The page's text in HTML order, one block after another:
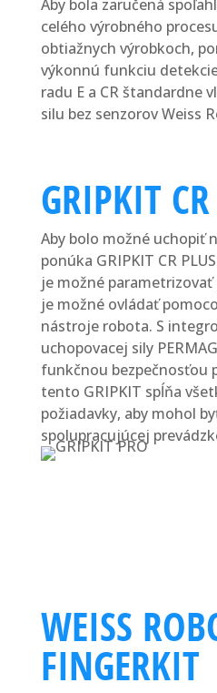
Aby bola zaručená
celého výrobného
obtiažnych výrobkoch,
výkonnú funkciu
radu E a CR štandardne
silu bez senzorov Weiss
GRIPKIT
Aby bolo možné uchopiť
ponúka GRIPKIT CR
je možné
je možné ovládať
nástroje robota. S
uchopovacej sily
funkčnou bezpečnosťou
tento GRIPKIT spĺňa
požiadavky, aby mohol
spolupracujúcej
WEISS
FINGERKIT